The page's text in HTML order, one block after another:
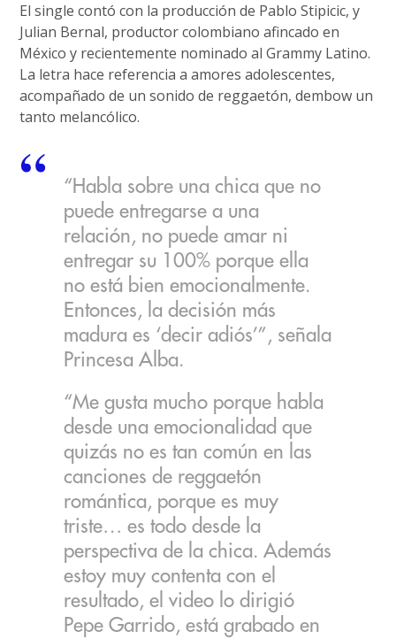
El single contó con la producción de Pablo Stipicic, y
Julian Bernal, productor colombiano afincado en
México y recientemente nominado al Grammy Latino.
La letra hace referencia a amores adolescentes,
acompañado de un sonido de reggaetón, dembow un
tanto melancólico.
“Habla sobre una chica que no
puede entregarse a una
relación, no puede amar ni
entregar su 100% porque ella
no está bien emocionalmente.
Entonces, la decisión más
madura es ‘decir adiós’”, señala
Princesa Alba.
“Me gusta mucho porque habla
desde una emocionalidad que
quizás no es tan común en las
canciones de reggaetón
romántica, porque es muy
triste… es todo desde la
perspectiva de la chica. Además
estoy muy contenta con el
resultado, el video lo dirigió
Pepe Garrido, está grabado en